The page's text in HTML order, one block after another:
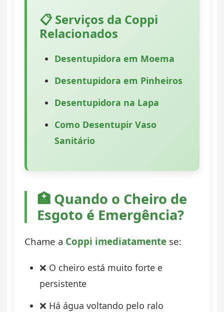
📋 Serviços da Coppi
Relacionados
Desentupidora em Moema
Desentupidora em Pinheiros
Desentupidora na Lapa
Como Desentupir Vaso
Sanitário
🏥 Quando o Cheiro de
Esgoto é Emergência?
Chame a Coppi imediatamentese:
❌ O cheiro está muito forte e
persistente
❌ Há água voltando pelo ralo